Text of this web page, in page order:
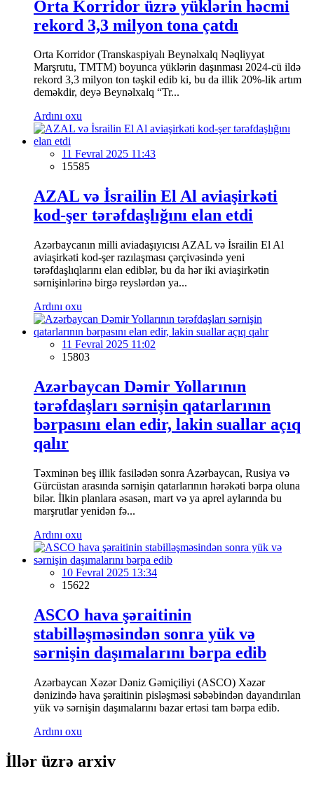
Orta Korridor üzrə yüklərin həcmi
rekord 3,3 milyon tona çatdı
Orta Korridor (Transkaspiyalı Beynəlxalq Nəqliyyat
Marşrutu, TMTM) boyunca yüklərin daşınması 2024-cü ildə
rekord 3,3 milyon ton təşkil edib ki, bu da illik 20%-lik artım
deməkdir, deyə Beynəlxalq “Tr...
Ardını oxu
11 Fevral 2025 11:43
15585
AZAL və İsrailin El Al aviaşirkəti
kod-şer tərəfdaşlığını elan etdi
Azərbaycanın milli aviadaşıyıcısı AZAL və İsrailin El Al
aviaşirkəti kod-şer razılaşması çərçivəsində yeni
tərəfdaşlıqlarını elan ediblər, bu da hər iki aviaşirkətin
sərnişinlərinə birgə reyslərdən ya...
Ardını oxu
11 Fevral 2025 11:02
15803
Azərbaycan Dəmir Yollarının
tərəfdaşları sərnişin qatarlarının
bərpasını elan edir, lakin suallar açıq
qalır
Təxminən beş illik fasilədən sonra Azərbaycan, Rusiya və
Gürcüstan arasında sərnişin qatarlarının hərəkəti bərpa oluna
bilər. İlkin planlara əsasən, mart və ya aprel aylarında bu
marşrutlar yenidən fə...
Ardını oxu
10 Fevral 2025 13:34
15622
ASCO hava şəraitinin
stabilləşməsindən sonra yük və
sərnişin daşımalarını bərpa edib
Azərbaycan Xəzər Dəniz Gəmiçiliyi (ASCO) Xəzər
dənizində hava şəraitinin pisləşməsi səbəbindən dayandırılan
yük və sərnişin daşımalarını bazar ertəsi tam bərpa edib.
Ardını oxu
İllər üzrə arxiv